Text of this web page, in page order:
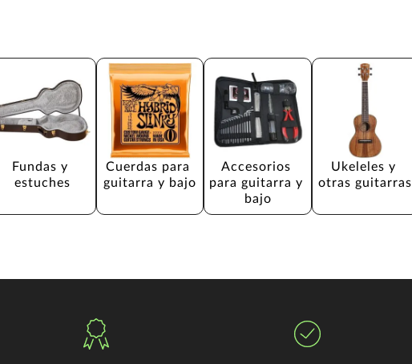
Fundas y
estuches
Cuerdas para
guitarra y bajo
Accesorios
para guitarra y
bajo
Ukeleles y
otras guitarras